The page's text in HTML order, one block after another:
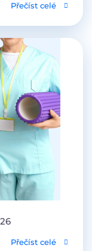
Přečíst celé
Přečíst celé